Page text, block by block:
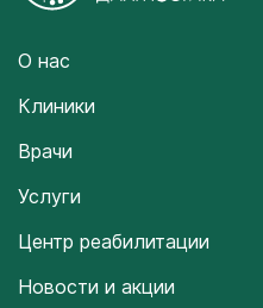
О нас
Клиники
Врачи
Услуги
Центр реабилитации
Новости и акции